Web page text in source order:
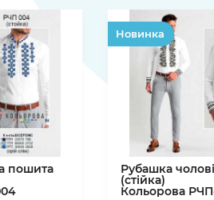
пошита
Hовинка
Рубашка
(стійка)
Кольорова